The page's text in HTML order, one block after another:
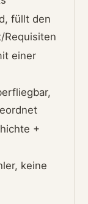
füllt den
Requisiten
einer
+
keine